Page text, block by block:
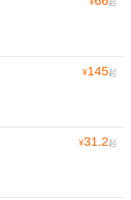
¥ 起
¥145起
¥31.2起